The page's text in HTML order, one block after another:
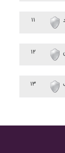
۱۱
۱۲
۱۳